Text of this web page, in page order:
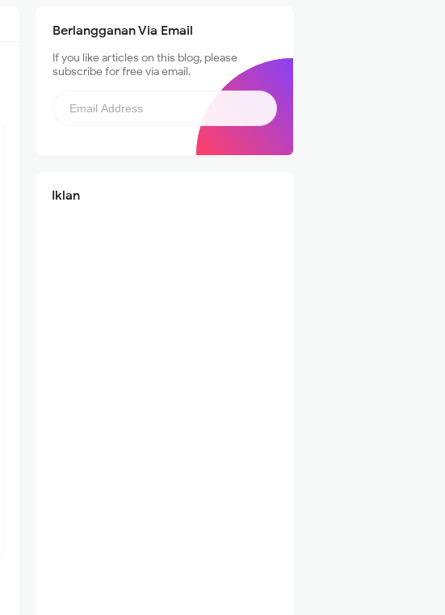
Berlangganan Via Email
If you like articles on this blog, please
subscribe for free via email.
Iklan